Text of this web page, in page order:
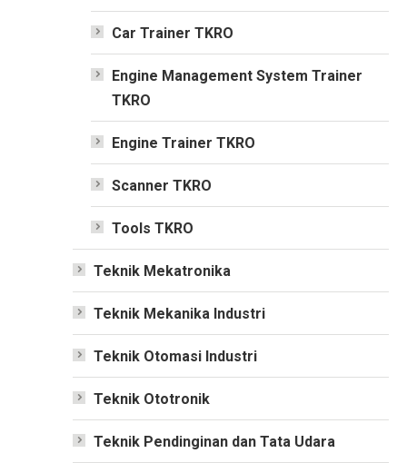
Car Trainer TKRO
Engine Management System Trainer
TKRO
Engine Trainer TKRO
Scanner TKRO
Tools TKRO
Teknik Mekatronika
Teknik Mekanika Industri
Teknik Otomasi Industri
Teknik Ototronik
Teknik Pendinginan dan Tata Udara